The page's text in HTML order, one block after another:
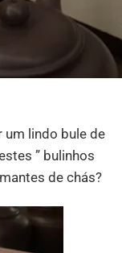
um lindo bule de
” bulinhos
de chás?